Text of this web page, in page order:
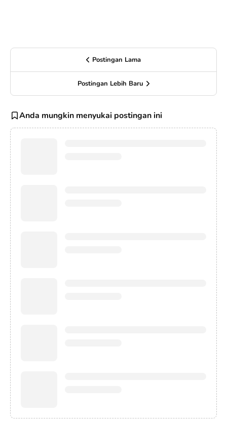
Postingan Lama
Postingan Lebih Baru
Anda mungkin menyukai postingan ini